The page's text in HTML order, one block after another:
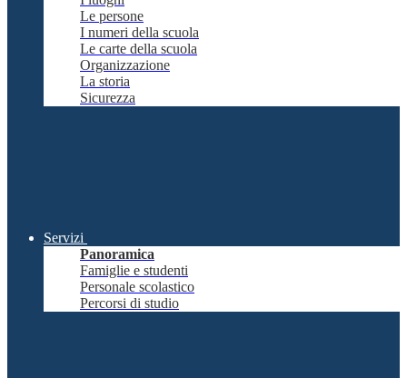
Le persone
I numeri della scuola
Le carte della scuola
Organizzazione
La storia
Sicurezza
Servizi
Panoramica
Famiglie e studenti
Personale scolastico
Percorsi di studio